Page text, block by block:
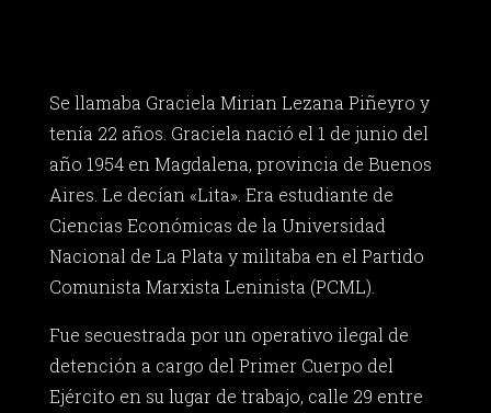
Se llamaba Graciela Mirian Lezana Piñeyro y
tenía 22 años. Graciela nació el 1 de junio del
año 1954 en Magdalena, provincia de Buenos
Aires. Le decían «Lita». Era estudiante de
Ciencias Económicas de la Universidad
Nacional de La Plata y militaba en el Partido
Comunista Marxista Leninista (PCML).
Fue secuestrada por un operativo ilegal de
detención a cargo del Primer Cuerpo del
Ejército en su lugar de trabajo, calle 29 entre